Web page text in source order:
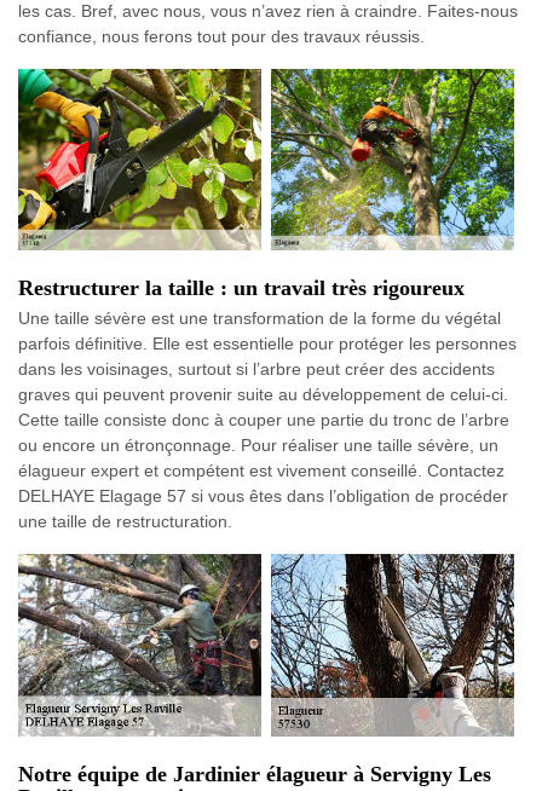
les cas. Bref, avec nous, vous n’avez rien à craindre. Faites-nous
confiance, nous ferons tout pour des travaux réussis.
Restructurer la taille : un travail très rigoureux
Une taille sévère est une transformation de la forme du végétal
parfois définitive. Elle est essentielle pour protéger les personnes
dans les voisinages, surtout si l’arbre peut créer des accidents
graves qui peuvent provenir suite au développement de celui-ci.
Cette taille consiste donc à couper une partie du tronc de l’arbre
ou encore un étronçonnage. Pour réaliser une taille sévère, un
élagueur expert et compétent est vivement conseillé. Contactez
DELHAYE Elagage 57 si vous êtes dans l’obligation de procéder
une taille de restructuration.
Notre équipe de Jardinier élagueur à Servigny Les